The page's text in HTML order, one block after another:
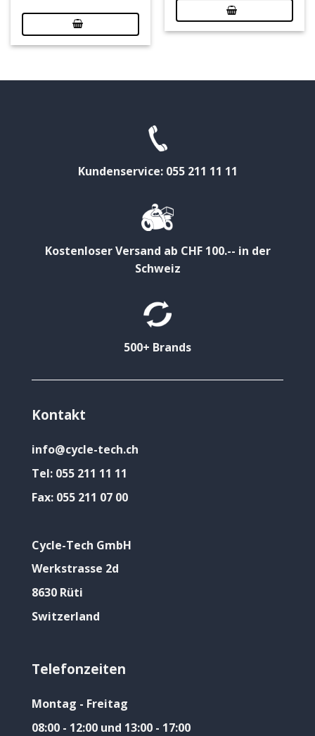
Kundenservice: 055 211 11 11
Kostenloser Versand ab CHF 100.-- in der
Schweiz
500+ Brands
Kontakt
info@cycle-tech.ch
Tel: 055 211 11 11
Fax: 055 211 07 00
Cycle-Tech GmbH
Werkstrasse 2d
8630 Rüti
Switzerland
Telefonzeiten
Montag - Freitag
08:00 - 12:00 und 13:00 - 17:00